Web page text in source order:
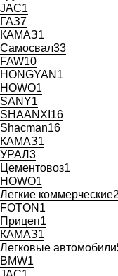
JAC1
ГАЗ7
КАМАЗ1
Самосвал33
FAW10
HONGYAN 1
HOWO1
SANY1
SHAANXI 16
Shaсman16
КАМАЗ1
УРАЛ3
Цементовоз1
HOWO1
Легкие коммерческие2
FOTON 1
Прицеп1
КАМАЗ1
Легковые автомобили
BMW1